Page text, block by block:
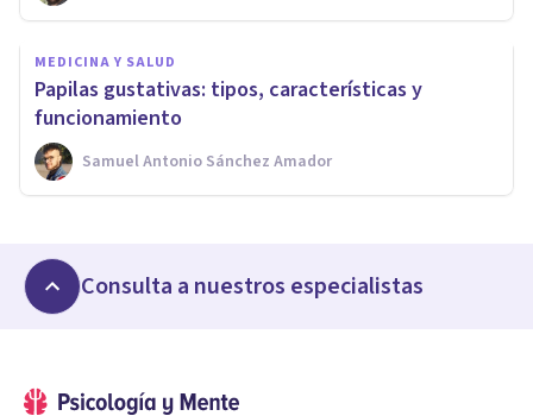
MEDICINA Y SALUD
Papilas gustativas: tipos, características y
funcionamiento
Samuel Antonio Sánchez Amador
Consulta a nuestros especialistas